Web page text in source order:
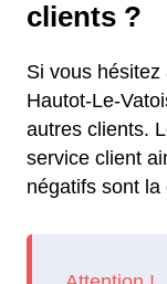
clients ?
Si vous
Hautot-Le-
autres clients.
service client
négatifs sont